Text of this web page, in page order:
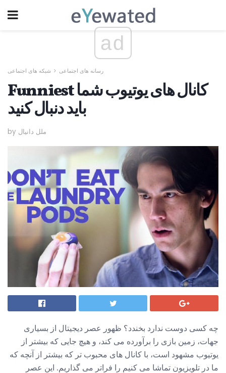
ad
رسانه های اجتماعی شبکه های اجتماعی
Funniest کانال های یوتیوب شما
باید دنبال کنید
by ملل دانیال
چه کسی دوست ندارد بخندد؟ ظهور عصر دیجیتال از بسیاری
جهات، زمین بازی را برآورده می کند، و هیچ جایی که بیشتر از
یوتیوب مشهود است، با کانال های محبوب تر که بیشتر از آنچه که
ما در تلویزیون تماشا می کنیم را فراتر می گذاریم. این عصر